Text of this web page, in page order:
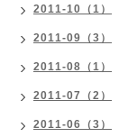
2011-10（1）
2011-09（3）
2011-08（1）
2011-07（2）
2011-06（3）